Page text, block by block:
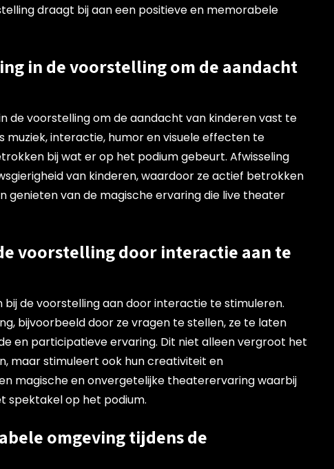
draagt bij aan een positieve en memorabele
in de voorstelling om de aandacht
de voorstelling om de aandacht van kinderen vast te
muziek, interactie, humor en visuele effecten te
bij wat er op het podium gebeurt. Afwisseling
van kinderen, waardoor ze actief betrokken
genieten van de magische ervaring die live theater
voorstelling door interactie aan te
de voorstelling aan door interactie te stimuleren.
bijvoorbeeld door ze vragen te stellen, ze te laten
en participatieve ervaring. Dit niet alleen vergroot het
maar stimuleert ook hun creativiteit en
magische en onvergetelijke theaterervaring waarbij
spektakel op het podium.
omgeving tijdens de